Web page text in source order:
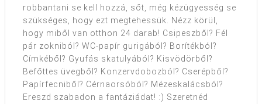
robbantani se kell hozzá, sőt, még kézügyesség se
szükséges, hogy ezt megtehessük. Nézz körül,
hogy miből van otthon 24 darab! Csipeszből? Fél
pár zokniból? WC-papír gurigából? Borítékból?
Címkéből? Gyufás skatulyából? Kisvödörből?
Befőttes üvegből? Konzervdobozból? Cserépből?
Papírfecniből? Cérnaorsóból? Mézeskalácsból?
Ereszd szabadon a fantáziádat! :) Szeretnéd